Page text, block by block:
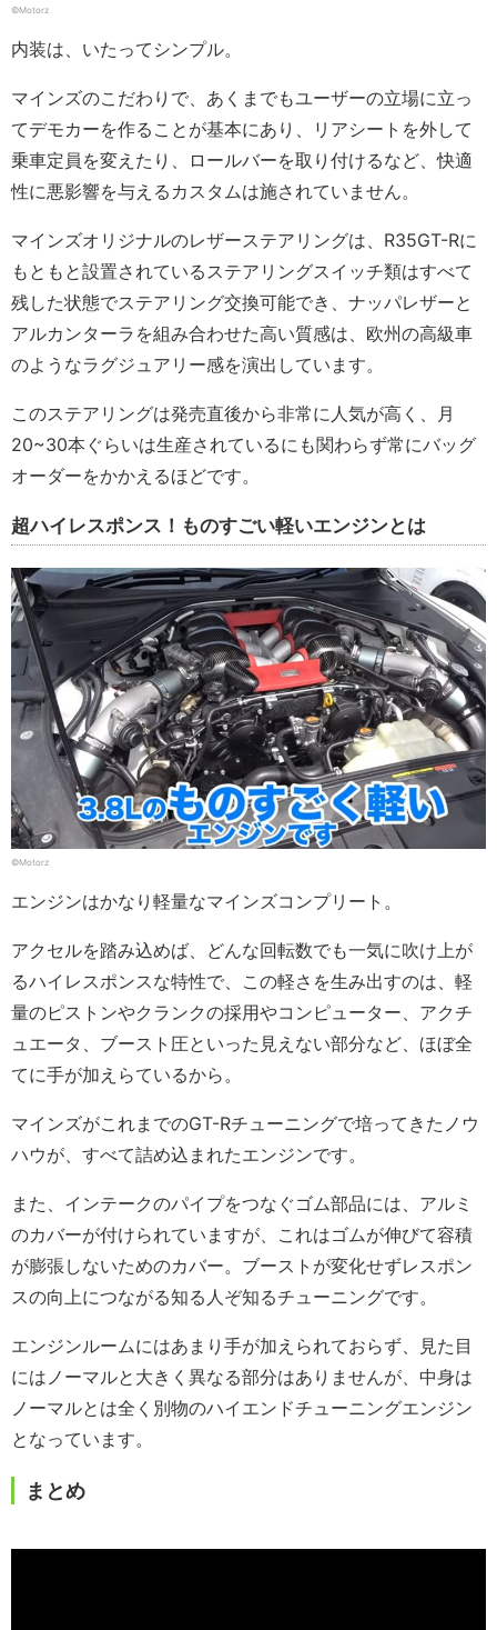
©Motorz
内装は、いたってシンプル。
マインズのこだわりで、あくまでもユーザーの立場に立っ
てデモカーを作ることが基本にあり、リアシートを外して
乗車定員を変えたり、ロールバーを取り付けるなど、快適
性に悪影響を与えるカスタムは施されていません。
マインズオリジナルのレザーステアリングは、R35GT-Rに
もともと設置されているステアリングスイッチ類はすべて
残した状態でステアリング交換可能でき、ナッパレザーと
アルカンターラを組み合わせた高い質感は、欧州の高級車
のようなラグジュアリー感を演出しています。
このステアリングは発売直後から非常に人気が高く、月
20~30本ぐらいは生産されているにも関わらず常にバッグ
オーダーをかかえるほどです。
超ハイレスポンス！ものすごい軽いエンジンとは
©Motorz
エンジンはかなり軽量なマインズコンプリート。
アクセルを踏み込めば、どんな回転数でも一気に吹け上が
るハイレスポンスな特性で、この軽さを生み出すのは、軽
量のピストンやクランクの採用やコンピューター、アクチ
ュエータ、ブースト圧といった見えない部分など、ほぼ全
てに手が加えらているから。
マインズがこれまでのGT-Rチューニングで培ってきたノウ
ハウが、すべて詰め込まれたエンジンです。
また、インテークのパイプをつなぐゴム部品には、アルミ
のカバーが付けられていますが、これはゴムが伸びて容積
が膨張しないためのカバー。ブーストが変化せずレスポン
スの向上につながる知る人ぞ知るチューニングです。
エンジンルームにはあまり手が加えられておらず、見た目
にはノーマルと大きく異なる部分はありませんが、中身は
ノーマルとは全く別物のハイエンドチューニングエンジン
となっています。
まとめ